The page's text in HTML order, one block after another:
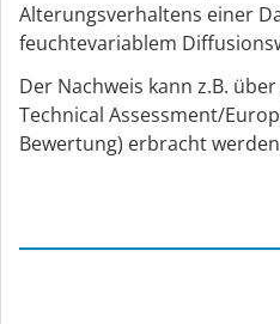
Alterungsverhaltens einer
feuchtevariablem
Der Nachweis kann z.B.
Technical Assessment/
Bewertung) erbracht